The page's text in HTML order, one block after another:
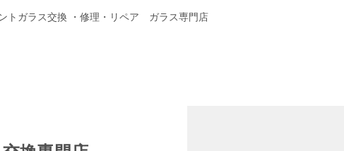
トガラス交換 ・修理・リペア ガラス専門店